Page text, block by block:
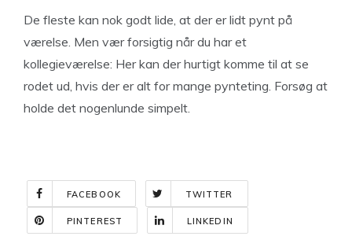
De fleste kan nok godt lide, at der er lidt pynt på
værelse. Men vær forsigtig når du har et
kollegieværelse: Her kan der hurtigt komme til at se
rodet ud, hvis der er alt for mange pynteting. Forsøg at
holde det nogenlunde simpelt.
FACEBOOK TWITTER
PINTEREST LINKEDIN